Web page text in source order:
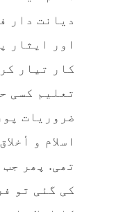
دیانت دار
اور ایثار
کار تیار
تعلیم کسی
ضروریات
اسلام و
تھی. پھر جب
کی گئی تو